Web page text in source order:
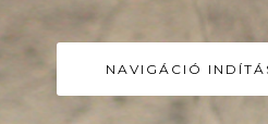
NAVIGÁCIÓ